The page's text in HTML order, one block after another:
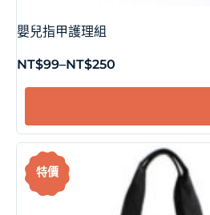
嬰兒指甲護理組
NT$99–NT$250
特價